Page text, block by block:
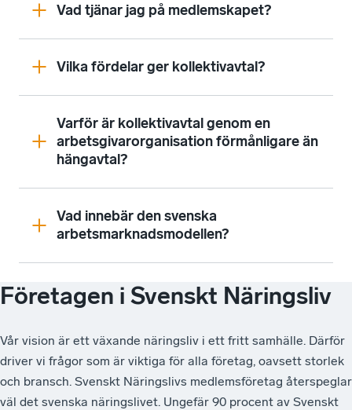
Vad tjänar jag på medlemskapet?
Vilka fördelar ger kollektivavtal?
Varför är kollektivavtal genom en
arbetsgivarorganisation förmånligare än
hängavtal?
Vad innebär den svenska
arbetsmarknadsmodellen?
Företagen i Svenskt Näringsliv
Vår vision är ett växande näringsliv i ett fritt samhälle. Därför
driver vi frågor som är viktiga för alla företag, oavsett storlek
och bransch. Svenskt Näringslivs medlemsföretag återspeglar
väl det svenska näringslivet. Ungefär 90 procent av Svenskt